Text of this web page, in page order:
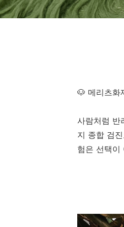
🐶 메리츠화
사람처럼 반
지 종합 검
험은 선택이